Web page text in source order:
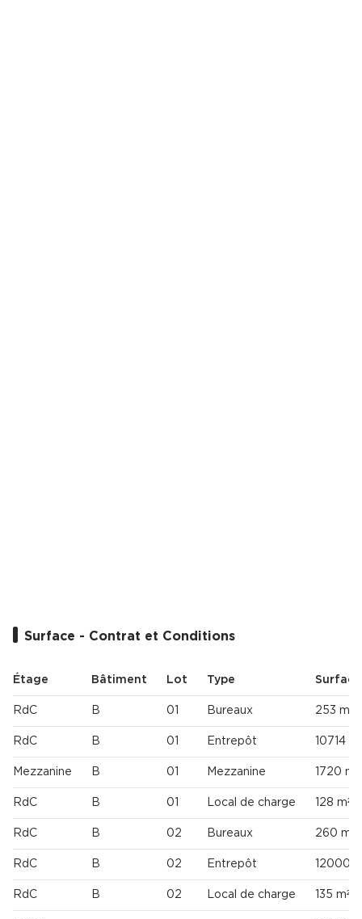
Surface - Contrat et Conditions
Étage Bâtiment Lot Type
RdC B 01 Bureaux 253 m²
RdC B 01 Entrepôt 10714
Mezzanine B 01 Mezzanine 1720 m²
RdC B 01 Local de charge 128 m²
RdC B 02 Bureaux 260 m²
RdC B 02 Entrepôt 12000
RdC B 02 Local de charge 135 m²